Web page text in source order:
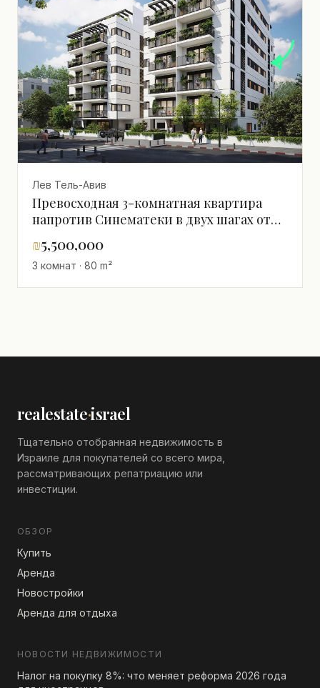
Лев Тель-Авив
Превосходная 3-комнатная квартира
напротив Синематеки в двух шагах от
₪5,500,000
3 комнат · 80 m²
realestate·israel
Тщательно отобранная недвижимость в
Израиле для покупателей со всего мира,
рассматривающих репатриацию или
инвестиции.
ОБЗОР
Купить
Аренда
Новостройки
Аренда для отдыха
НОВОСТИ НЕДВИЖИМОСТИ
Налог на покупку 8%: что меняет реформа 2026 года